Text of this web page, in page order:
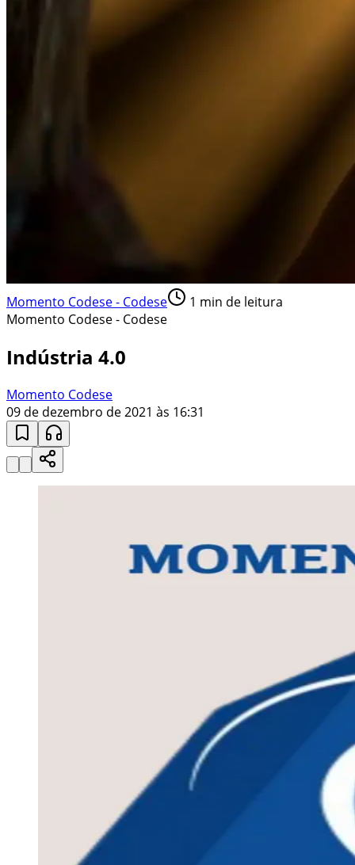
Momento Codese - Codese 1 min de leitura
Momento Codese - Codese
Indústria 4.0
Momento Codese
09 de dezembro de 2021 às 16:31